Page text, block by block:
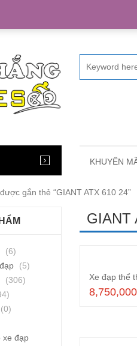
KHUYẾN
gắn thẻ “GIANT ATX 610 24”
GIANT
8,750,000
(6)
(5)
(306)
(0)
xe đạp